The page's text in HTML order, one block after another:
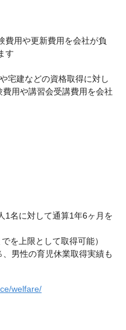
費用や更新費用を会社が負
す
宅建などの資格取得に対し
用や講習会受講費用を会社
1名に対して通算1年6ヶ月を
を上限として取得可能）
男性の育児休業取得実績も
welfare/